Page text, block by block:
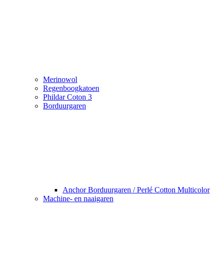
Merinowol
Regenboogkatoen
Phildar Coton 3
Borduurgaren
Anchor Borduurgaren / Perlé Cotton Multicolor
Machine- en naaigaren